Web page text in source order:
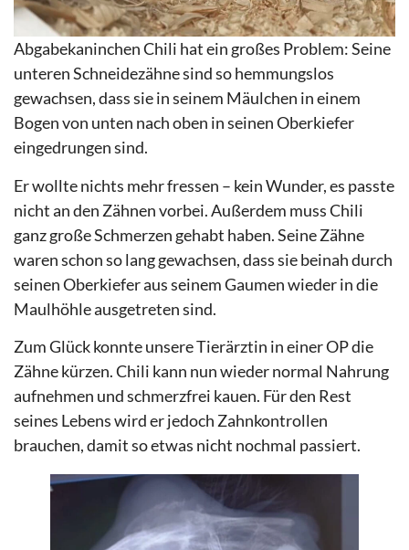
Abgabekaninchen Chili hat ein großes Problem: Seine
unteren Schneidezähne sind so hemmungslos
gewachsen, dass sie in seinem Mäulchen in einem
Bogen von unten nach oben in seinen Oberkiefer
eingedrungen sind.
Er wollte nichts mehr fressen – kein Wunder, es passte
nicht an den Zähnen vorbei. Außerdem muss Chili
ganz große Schmerzen gehabt haben. Seine Zähne
waren schon so lang gewachsen, dass sie beinah durch
seinen Oberkiefer aus seinem Gaumen wieder in die
Maulhöhle ausgetreten sind.
Zum Glück konnte unsere Tierärztin in einer OP die
Zähne kürzen. Chili kann nun wieder normal Nahrung
aufnehmen und schmerzfrei kauen. Für den Rest
seines Lebens wird er jedoch Zahnkontrollen
brauchen, damit so etwas nicht nochmal passiert.